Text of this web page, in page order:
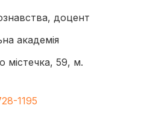
доцент
академія
містечка, 59, м.
1195